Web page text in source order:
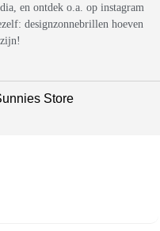
en ontdek o.a. op instagram
designzonnebrillen hoeven
Store